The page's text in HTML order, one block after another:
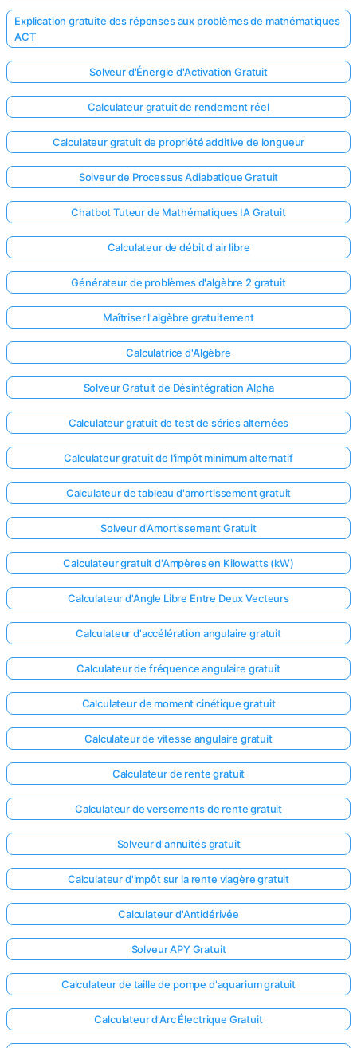
Explication gratuite des réponses aux problèmes de mathématiques
ACT
Solveur d'Énergie d'Activation Gratuit
Calculateur gratuit de rendement réel
Calculateur gratuit de propriété additive de longueur
Solveur de Processus Adiabatique Gratuit
Chatbot Tuteur de Mathématiques IA Gratuit
Calculateur de débit d'air libre
Générateur de problèmes d'algèbre 2 gratuit
Maîtriser l'algèbre gratuitement
Calculatrice d'Algèbre
Solveur Gratuit de Désintégration Alpha
Calculateur gratuit de test de séries alternées
Calculateur gratuit de l'impôt minimum alternatif
Calculateur de tableau d'amortissement gratuit
Solveur d'Amortissement Gratuit
Calculateur gratuit d'Ampères en Kilowatts (kW)
Calculateur d'Angle Libre Entre Deux Vecteurs
Calculateur d'accélération angulaire gratuit
Calculateur de fréquence angulaire gratuit
Calculateur de moment cinétique gratuit
Calculateur de vitesse angulaire gratuit
Calculateur de rente gratuit
Calculateur de versements de rente gratuit
Solveur d'annuités gratuit
Calculateur d'impôt sur la rente viagère gratuit
Calculateur d'Antidérivée
Solveur APY Gratuit
Calculateur de taille de pompe d'aquarium gratuit
Calculateur d'Arc Électrique Gratuit